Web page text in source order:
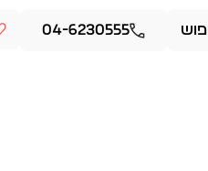
04-6230555